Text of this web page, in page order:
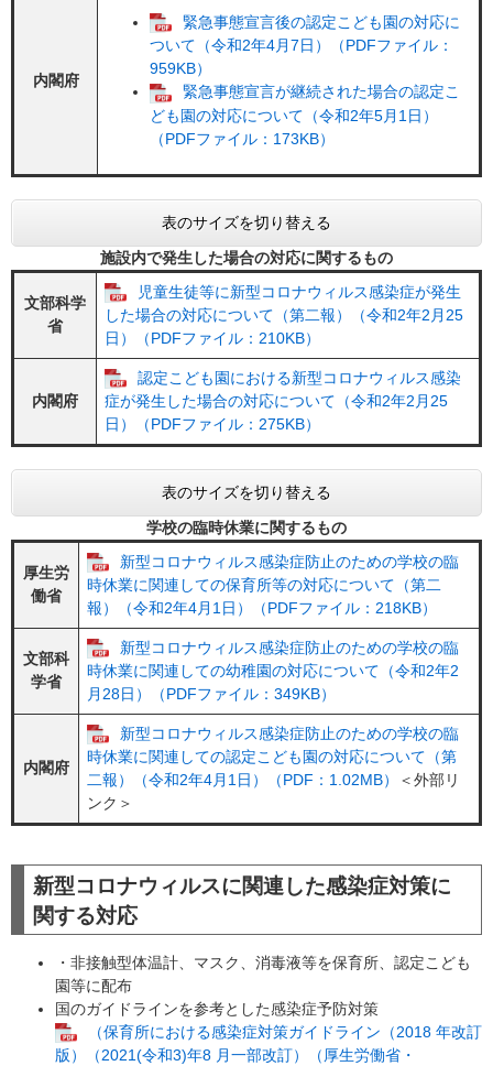
内閣府
緊急事態宣言後の認定こども園の対応に
ついて（令和2年4月7日）（PDFファイル：
959KB）
緊急事態宣言が継続された場合の認定こ
ども園の対応について（令和2年5月1日）
（PDFファイル：173KB）
表のサイズを切り替える
施設内で発生した場合の対応に関するもの
文部科学
省
児童生徒等に新型コロナウィルス感染症が発生
した場合の対応について（第二報）（令和2年2月25
日）（PDFファイル：210KB）
内閣府
認定こども園における新型コロナウィルス感染
症が発生した場合の対応について（令和2年2月25
日）（PDFファイル：275KB）
表のサイズを切り替える
学校の臨時休業に関するもの
厚生労
働省
新型コロナウィルス感染症防止のための学校の臨
時休業に関連しての保育所等の対応について（第二
報）（令和2年4月1日）（PDFファイル：218KB）
文部科
学省
新型コロナウィルス感染症防止のための学校の臨
時休業に関連しての幼稚園の対応について（令和2年2
月28日）（PDFファイル：349KB）
内閣府
新型コロナウィルス感染症防止のための学校の臨
時休業に関連しての認定こども園の対応について（第
二報）（令和2年4月1日）（PDF：1.02MB）
＜外部リ
ンク＞
新型コロナウィルスに関連した感染症対策に
関する対応
・非接触型体温計、マスク、消毒液等を保育所、認定こども
園等に配布
国のガイドラインを参考とした感染症予防対策
（保育所における感染症対策ガイドライン（2018 年改訂
版）（2021(令和3)年8 月一部改訂）（厚生労働省・